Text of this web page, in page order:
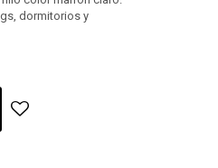
dormitorios y